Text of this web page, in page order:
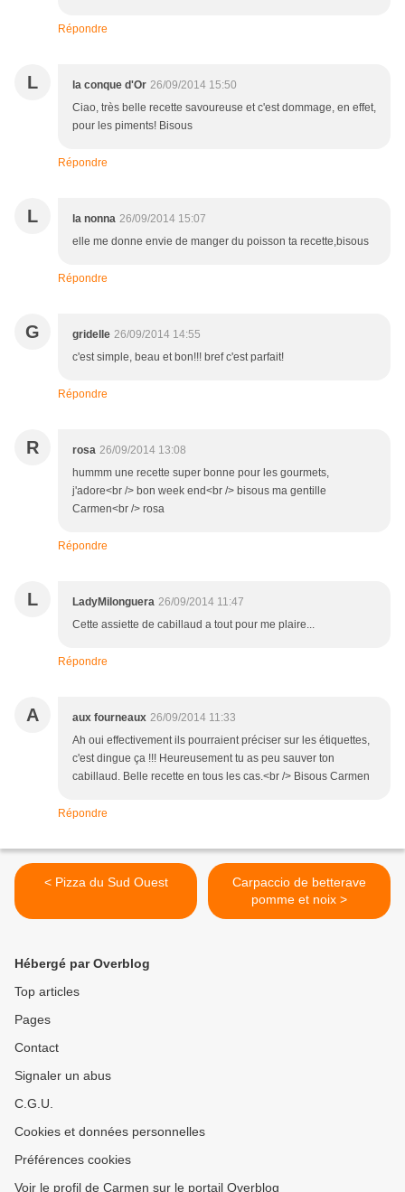
Répondre
L la conque d'Or 26/09/2014 15:50
Ciao, très belle recette savoureuse et c'est dommage, en effet,
pour les piments! Bisous
Répondre
L la nonna 26/09/2014 15:07
elle me donne envie de manger du poisson ta recette,bisous
Répondre
G gridelle 26/09/2014 14:55
c'est simple, beau et bon!!! bref c'est parfait!
Répondre
R rosa 26/09/2014 13:08
hummm une recette super bonne pour les gourmets,
j'adore<br /> bon week end<br /> bisous ma gentille
Carmen<br /> rosa
Répondre
L LadyMilonguera 26/09/2014 11:47
Cette assiette de cabillaud a tout pour me plaire...
Répondre
A aux fourneaux 26/09/2014 11:33
Ah oui effectivement ils pourraient préciser sur les étiquettes,
c'est dingue ça !!! Heureusement tu as peu sauver ton
cabillaud. Belle recette en tous les cas.<br /> Bisous Carmen
Répondre
< Pizza du Sud Ouest
Carpaccio de betterave
pomme et noix >
Hébergé par Overblog
Top articles
Pages
Contact
Signaler un abus
C.G.U.
Cookies et données personnelles
Préférences cookies
Voir le profil de Carmen sur le portail Overblog